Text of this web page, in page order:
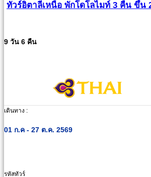
ทัวร์อิตาลีเหนือ พักโดโลไมท์ 3 คืน ขึ้น
9 วัน 6 คืน
เดินทาง :
01 ก.ค - 27 ต.ค. 2569
รหัสทัวร์